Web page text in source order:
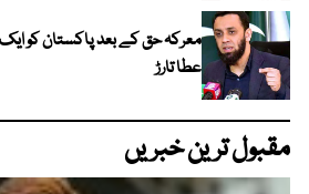
معرکہ حق کے بعد پاکستان کو
عطا تارڑ
مقبول ترین خبریں